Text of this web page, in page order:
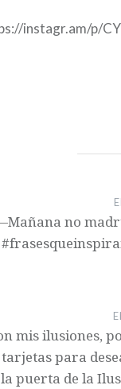
instagr.am/p/
no
mis ilusiones,
para
puerta de la